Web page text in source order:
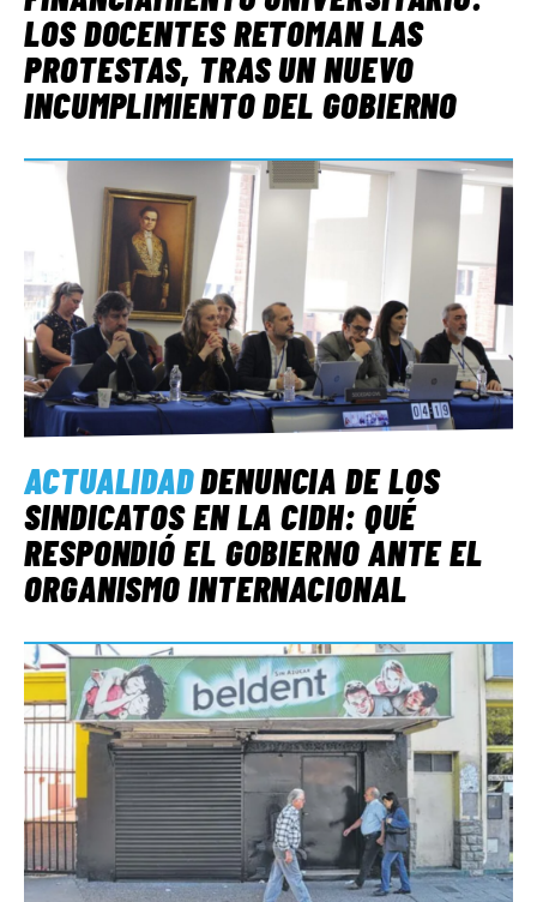
LOS DOCENTES RETOMAN LAS
PROTESTAS, TRAS UN NUEVO
INCUMPLIMIENTO DEL GOBIERNO
ACTUALIDADDENUNCIA DE LOS
SINDICATOS EN LA CIDH: QUÉ
RESPONDIÓ EL GOBIERNO ANTE EL
ORGANISMO INTERNACIONAL